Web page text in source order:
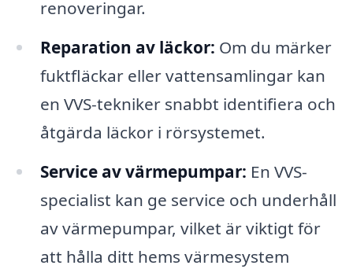
renoveringar.
Reparation av läckor: Om du märker
fuktfläckar eller vattensamlingar kan
en VVS-tekniker snabbt identifiera och
åtgärda läckor i rörsystemet.
Service av värmepumpar: En VVS-
specialist kan ge service och underhåll
av värmepumpar, vilket är viktigt för
att hålla ditt hems värmesystem